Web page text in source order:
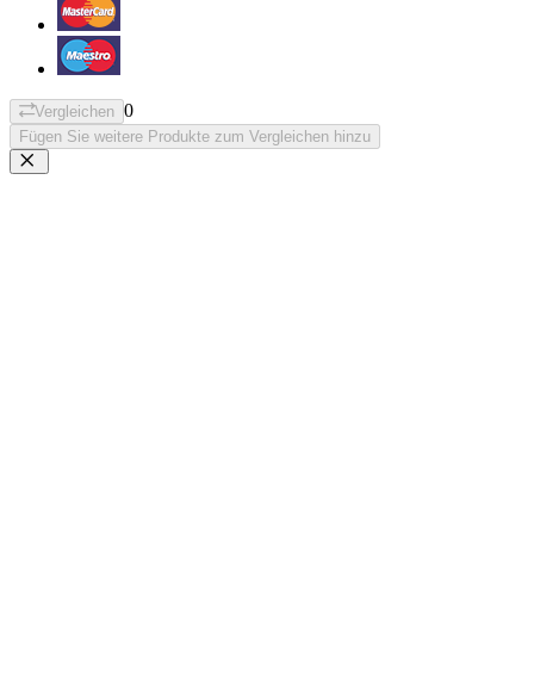
Vergleichen 0
Fügen Sie weitere Produkte zum Vergleichen hinzu